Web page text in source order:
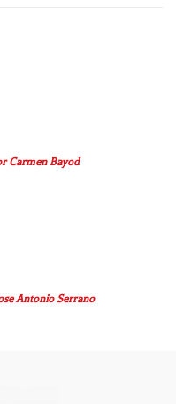
Carmen Bayod
Antonio Serrano